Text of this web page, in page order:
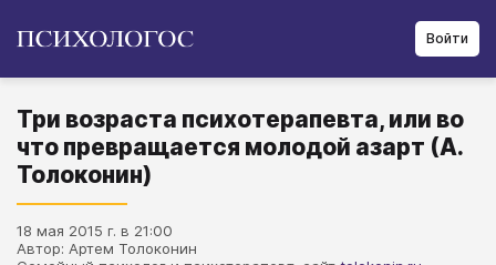
Войти
Три возраста психотерапевта, или во
что превращается молодой азарт (А.
Толоконин)
18 мая 2015 г. в 21:00
Автор: Артем Толоконин